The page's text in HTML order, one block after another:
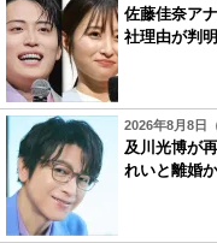
佐藤佳奈ア
社理由が判
2026年8月8日
及川光博が
れいと離婚